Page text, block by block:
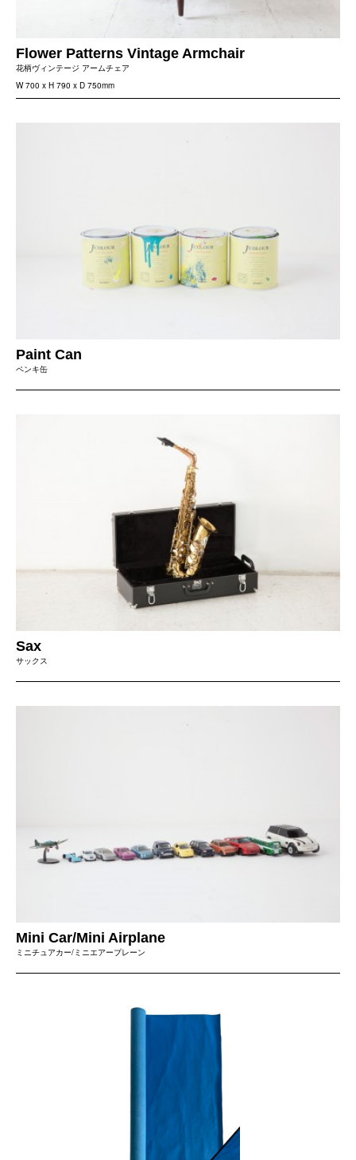
Flower Patterns Vintage Armchair
花柄ヴィンテージ アームチェア
W 700 x H 790 x D 750mm
Paint Can
ペンキ缶
Sax
サックス
Mini Car/Mini Airplane
ミニチュアカー/ミニエアープレーン